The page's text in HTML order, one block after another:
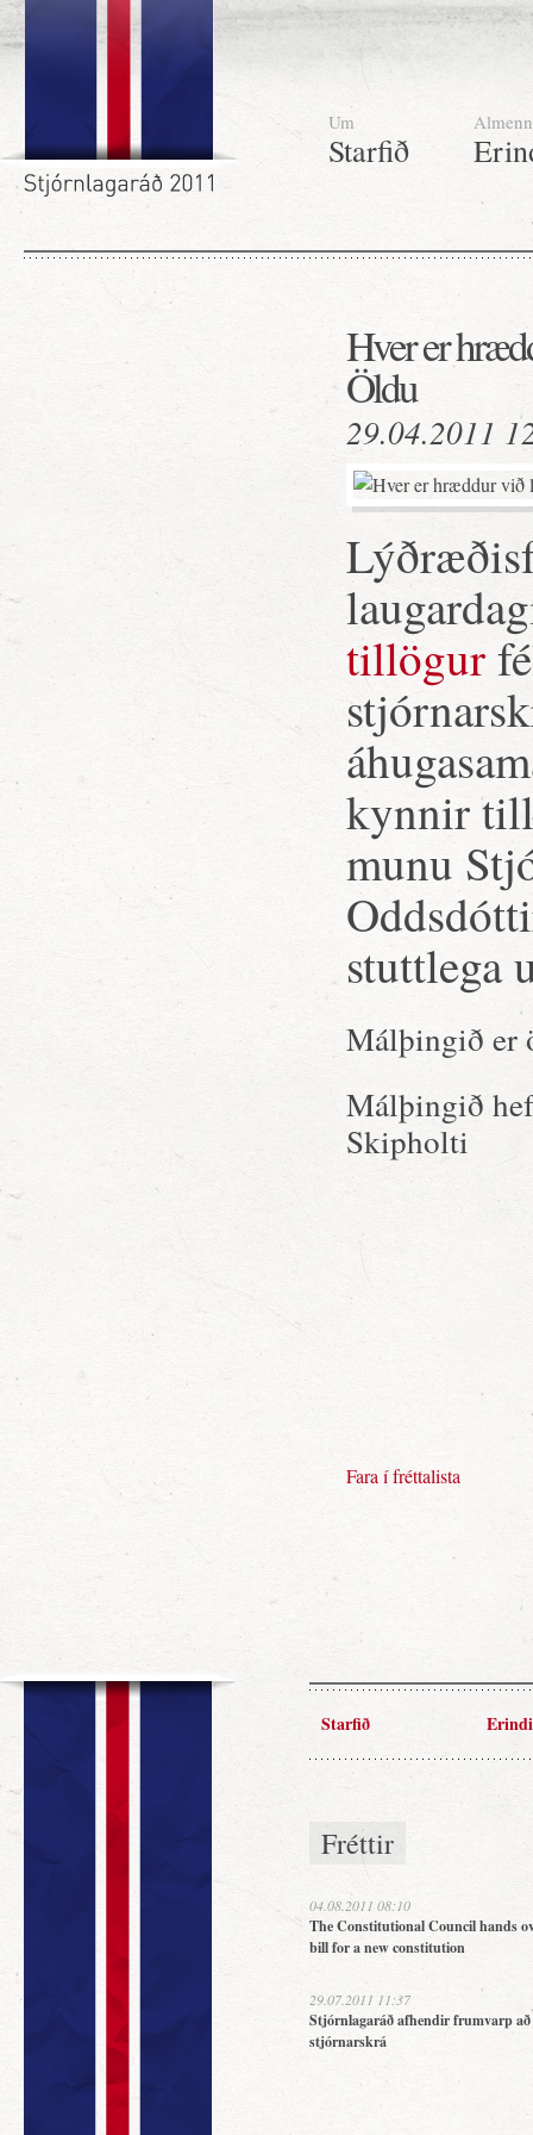
Um
Starfið
Almenn
Hver er
Öldu
29.04.2011
tillögur
kynnir
munu
stuttlega
Málþingið
Málþingið
Skipholti
Fara í fréttalista
Starfið Erindi
Fréttir
04.08.2011 08:10
The Constitutional Council hands
bill for a new constitution
29.07.2011 11:37
Stjórnlagaráð afhendir frumvarp
stjórnarskrá